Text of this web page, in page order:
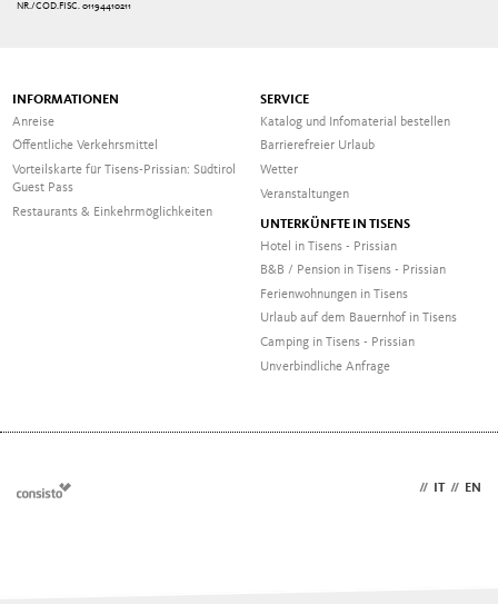
NR./COD.FISC. 01194410211
INFORMATIONEN
Anreise
Öffentliche Verkehrsmittel
Vorteilskarte für Tisens-Prissian: Südtirol
Guest Pass
Restaurants & Einkehrmöglichkeiten
SERVICE
Katalog und Infomaterial bestellen
Barrierefreier Urlaub
Wetter
Veranstaltungen
UNTERKÜNFTE IN TISENS
Hotel in Tisens - Prissian
B&B / Pension in Tisens - Prissian
Ferienwohnungen in Tisens
Urlaub auf dem Bauernhof in Tisens
Camping in Tisens - Prissian
Unverbindliche Anfrage
// IT // EN